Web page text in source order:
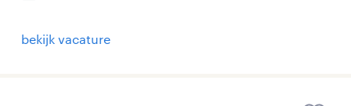
bekijk vacature